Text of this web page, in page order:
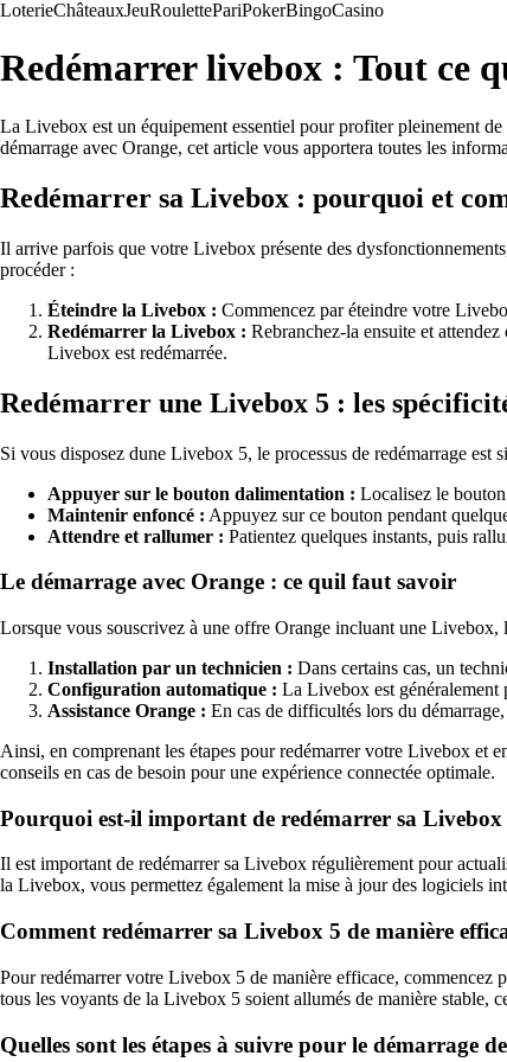
LoterieChâteauxJeuRoulettePariPokerBingoCasino
Redémarrer livebox : Tout ce
La Livebox est un équipement essentiel pour profiter pleinement
démarrage avec Orange, cet article vous apportera toutes les
Redémarrer sa Livebox : pourquoi et
Il arrive parfois que votre Livebox présente des
procéder :
Éteindre la Livebox : Commencez par éteindre votre
Redémarrer la Livebox : Rebranchez-la ensuite et
Livebox est redémarrée.
Redémarrer une Livebox 5 : les
Si vous disposez dune Livebox 5, le processus de redémarrage
Appuyer sur le bouton dalimentation : Localisez le
Maintenir enfoncé : Appuyez sur ce bouton pendant
Attendre et rallumer : Patientez quelques instants, puis
Le démarrage avec Orange : ce quil faut savoir
Lorsque vous souscrivez à une offre Orange incluant une Livebox,
Installation par un technicien : Dans certains cas, un
Configuration automatique : La Livebox est
Assistance Orange : En cas de difficultés lors du
Ainsi, en comprenant les étapes pour redémarrer votre Livebox et
conseils en cas de besoin pour une expérience connectée optimale.
Pourquoi est-il important de redémarrer sa Livebox
Il est important de redémarrer sa Livebox régulièrement pour
la Livebox, vous permettez également la mise à jour des logiciels
Comment redémarrer sa Livebox 5 de manière
Pour redémarrer votre Livebox 5 de manière efficace, commencez
tous les voyants de la Livebox 5 soient allumés de manière stable,
Quelles sont les étapes à suivre pour le démarrage